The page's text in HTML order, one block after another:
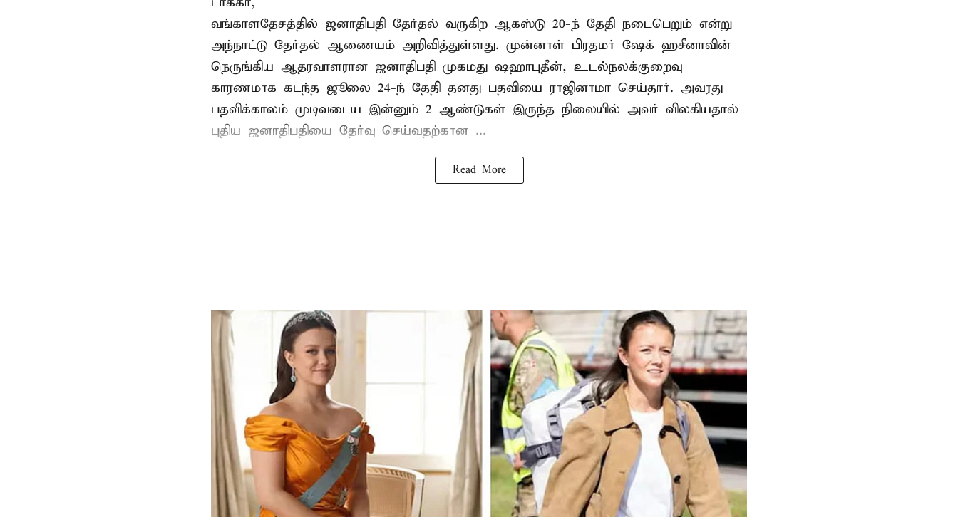
வங்காளதேசத்தில் ஜனாதிபதி தேர்தல் வருகிற ஆகஸ்டு 20-ந் தேதி நடைபெறும் என்று
அந்நாட்டு தேர்தல் ஆணையம் அறிவித்துள்ளது. முன்னாள் பிரதமர் ஷேக் ஹசீனாவின்
நெருங்கிய ஆதரவாளரான ஜனாதிபதி முகமது ஷஹாபுதீன், உடல்நலக்குறைவு
காரணமாக கடந்த ஜூலை 24-ந் தேதி தனது பதவியை ராஜினாமா செய்தார். அவரது
பதவிக்காலம் முடிவடைய இன்னும் 2 ஆண்டுகள் இருந்த நிலையில் அவர் விலகியதால்
புதிய ஜனாதிபதியை தேர்வு செய்வதற்கான ...
Read More